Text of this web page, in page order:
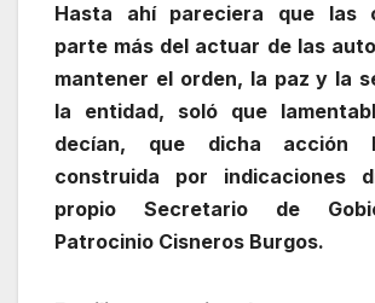
Hasta ahí pareciera que las
parte más del actuar de las
mantener el orden, la paz y la
la entidad, soló que
decían, que dicha acción
construida por indicaciones
propio Secretario de
Patrocinio Cisneros Burgos.